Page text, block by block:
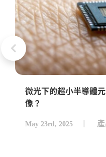
微光下的超小半導體
像？
May 23rd, 2025